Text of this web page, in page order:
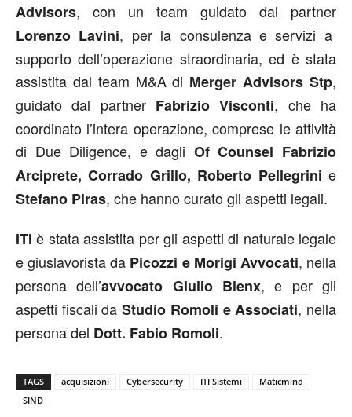
Advisors, con un team guidato dal partner
Lorenzo Lavini, per la consulenza e servizi a
supporto dell’operazione straordinaria, ed è stata
assistita dal team M&A di Merger Advisors Stp,
guidato dal partner Fabrizio Visconti, che ha
coordinato l’intera operazione, comprese le attività
di Due Diligence, e dagli Of Counsel Fabrizio
Arciprete, Corrado Grillo, Roberto Pellegrini e
Stefano Piras, che hanno curato gli aspetti legali.
ITI è stata assistita per gli aspetti di naturale legale
e giuslavorista da Picozzi e Morigi Avvocati, nella
persona dell’avvocato Giulio Blenx, e per gli
aspetti fiscali daStudio Romoli e Associati, nella
persona del Dott. Fabio Romoli.
TAGS acquisizioni Cybersecurity ITI Sistemi
Maticmind
SIND